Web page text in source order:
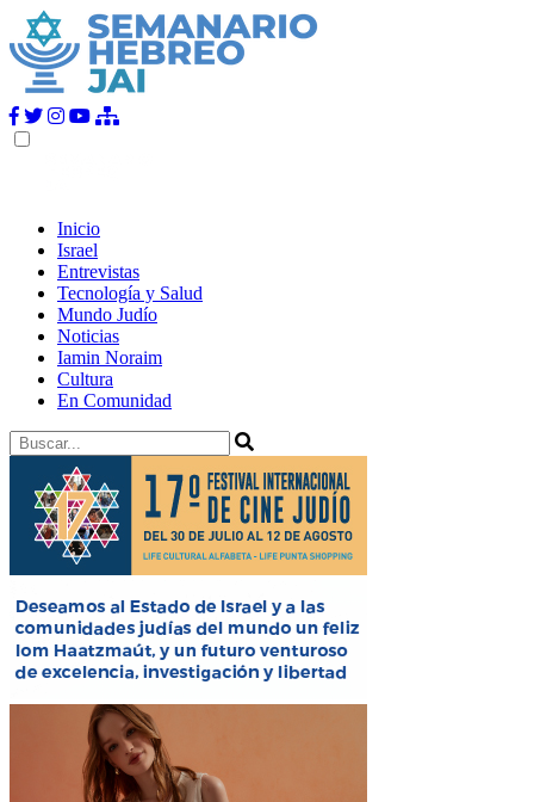
Inicio
Israel
Entrevistas
Tecnología y Salud
Mundo Judío
Noticias
Iamin Noraim
Cultura
En Comunidad